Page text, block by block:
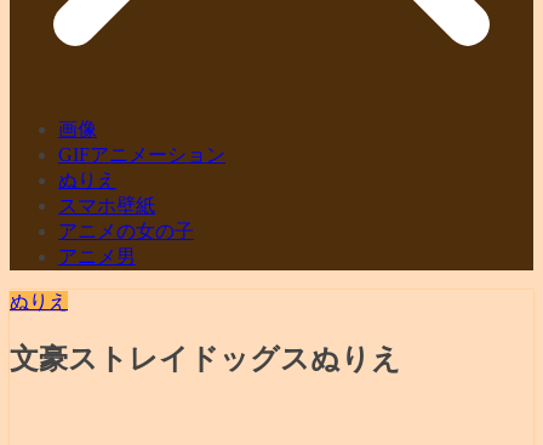
画像
GIFアニメーション
ぬりえ
スマホ壁紙
アニメの女の子
アニメ男
ぬりえ
文豪ストレイドッグスぬりえ